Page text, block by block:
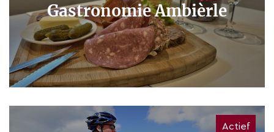
Gastronomie Ambièrle
Actief